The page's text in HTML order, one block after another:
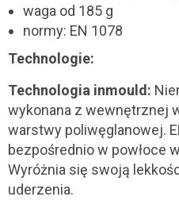
waga od 185 g
normy: EN 1078
Technologie:
Technologia inmould:
wykonana z wewnętrznej
warstwy poliwęglanowej.
bezpośrednio w powłoce
Wyróżnia się swoją
uderzenia.